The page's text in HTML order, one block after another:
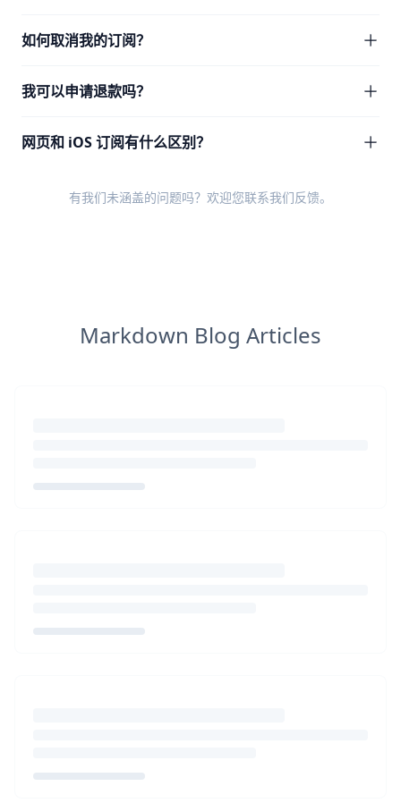
如何取消我的订阅？
我可以申请退款吗？
网页和 iOS 订阅有什么区别？
有我们未涵盖的问题吗？欢迎您联系我们反馈。
Markdown Blog Articles